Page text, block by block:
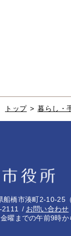
トップ > 暮らし・
船橋市湊町2-10-25
お問い合わせ
曜までの午前9時